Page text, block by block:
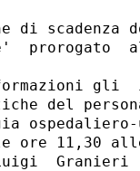
di scadenza
prorogato
gli
del
ore 11,30